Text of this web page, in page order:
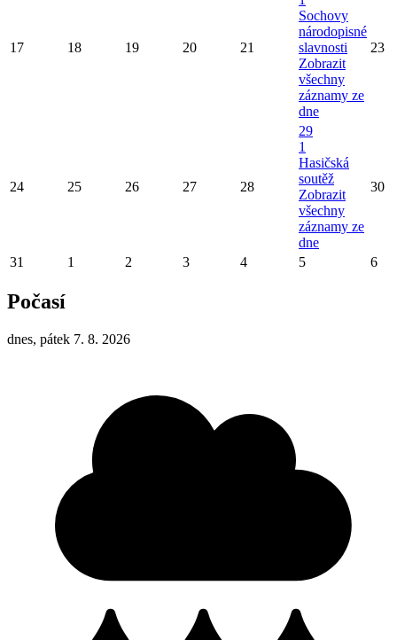
17 18 19 20 21
Sochovy
národopisné
slavnosti
Zobrazit
všechny
záznamy ze
dne
23
24 25 26 27 28
29
1
Hasičská
soutěž
Zobrazit
všechny
záznamy ze
dne
30
31 1 2 3 4 5 6
Počasí
dnes, pátek 7. 8. 2026